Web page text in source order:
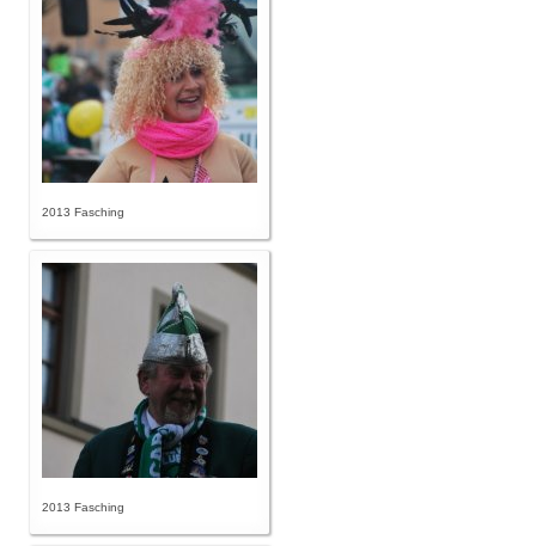
2013 Fasching
2013 Fasching